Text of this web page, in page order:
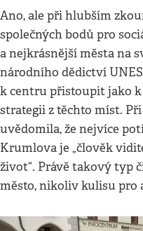
Ano, ale při hlubším
společných bodů pro
a nejkrásnější města na
národního dědictví
k centru přistoupit jako
strategii z těchto míst.
uvědomila, že nejvíce
Krumlova je „člověk
život“. Právě takový typ
město, nikoliv kulisu